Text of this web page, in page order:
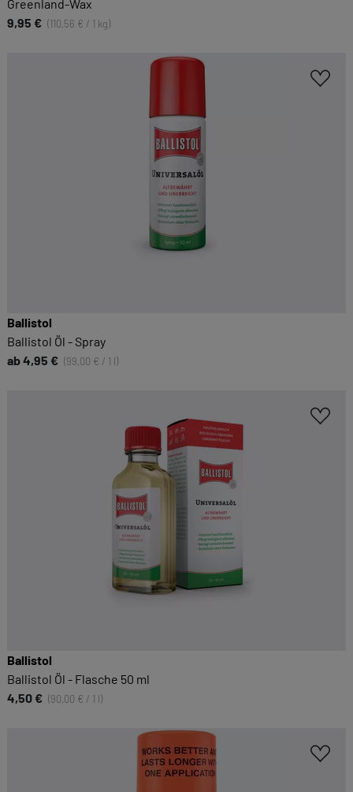
Greenland-Wax
9,95 € (110,56 € / 1 kg)
Ballistol
Ballistol Öl - Spray
ab 4,95 € (99,00 € / 1 l)
Ballistol
Ballistol Öl - Flasche 50 ml
4,50 € (90,00 € / 1 l)